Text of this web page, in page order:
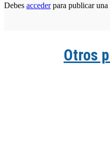
Debes accederpara publicar una
Otros